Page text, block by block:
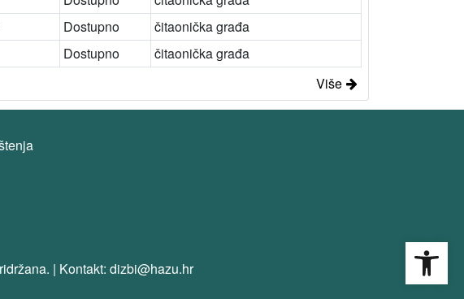
Dostupno
čitaonička građa
Dostupno
čitaonička građa
Više
| Kontakt: dizbi@hazu.hr